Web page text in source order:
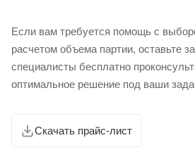
Если вам требуется помощь с
расчетом объема партии, оставьте
специалисты бесплатно
оптимальное решение под ваши
Скачать прайс-лист